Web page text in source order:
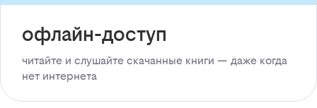
офлайн-доступ
читайте и слушайте скачанные книги — даже когда
нет интернета